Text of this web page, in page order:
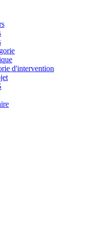
d'intervention